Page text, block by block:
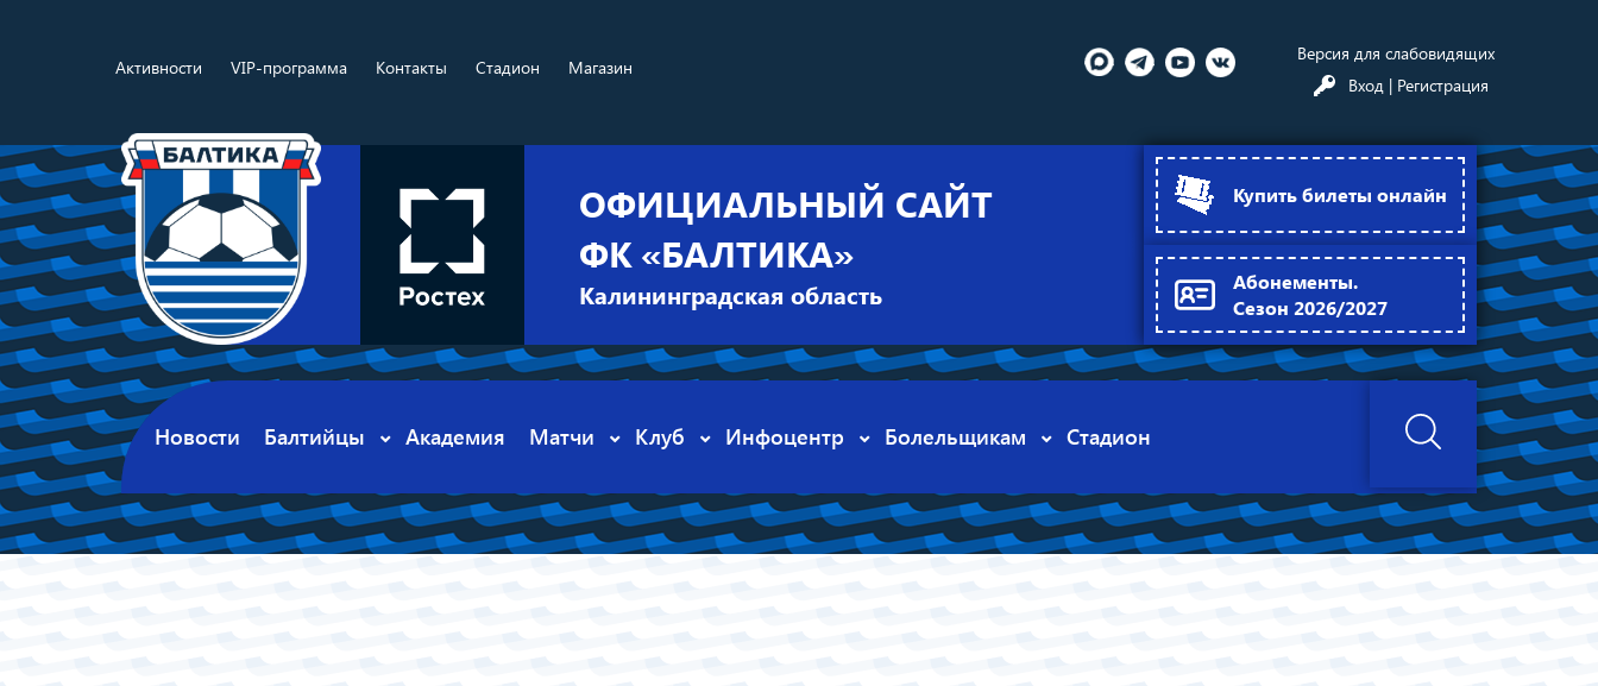
Активности VIP-программа Контакты Стадион Магазин
Версия для слабовидящих
Вход | Регистрация
ОФИЦИАЛЬНЫЙ САЙТ
ФК «БАЛТИКА»
Калининградская область
Купить билеты онлайн
Абонементы.
Сезон 2026/2027
Новости Балтийцы Академия Матчи Клуб Инфоцентр Болельщикам Стадион